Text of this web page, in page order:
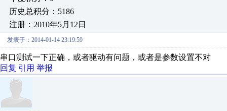
历史总积分：5186
注册：2010年5月12日
发表于：2014-01-14 23:19:59
串口测试一下正确，或者驱动有问题，或者是参数设置不对
回复 引用 举报